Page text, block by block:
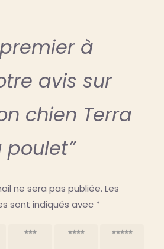
à
avis sur
chien Terra
ne sera pas publiée. Les
sont indiqués avec *
3 étoiles 4 étoiles 5 étoiles